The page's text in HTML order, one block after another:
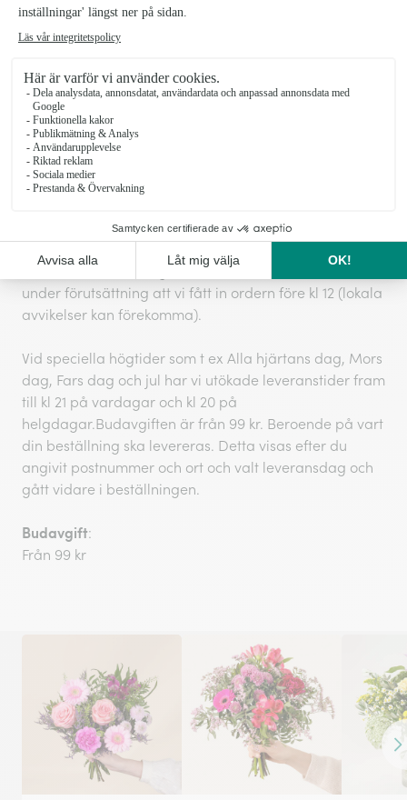
Leveransinformation Blommogram
Vi kan inte garantera leveranser vid exakta tider, men
vi gör alltid vårt yttersta för att ditt önskemål ska
lördagar kl 11-17.
Leveranser till företag kommer levereras innan 16
under förutsättning att vi fått in ordern före kl 12 (lokala
avvikelser kan förekomma).
Vid speciella högtider som t ex Alla hjärtans dag, Mors
dag, Fars dag och jul har vi utökade leveranstider fram
till kl 21 på vardagar och kl 20 på
helgdagar.Budavgiften är från 99 kr. Beroende på vart
din beställning ska levereras. Detta visas efter du
angivit postnummer och ort och valt leveransdag och
gått vidare i beställningen.
Budavgift:
Från 99 kr